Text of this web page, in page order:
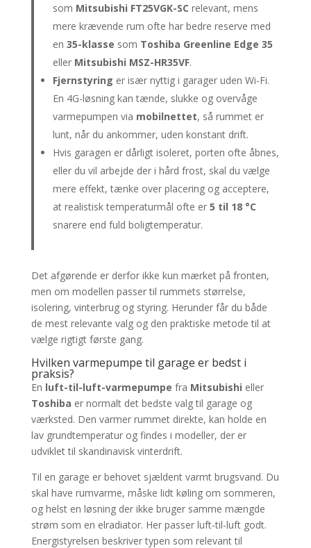
som Mitsubishi FT25VGK-SC relevant, mens
mere krævende rum ofte har bedre reserve med
en35-klasse som Toshiba Greenline Edge 35
eller Mitsubishi MSZ-HR35VF.
Fjernstyring er især nyttig i garager uden Wi-Fi.
En 4G-løsning kan tænde, slukke og overvåge
varmepumpen via mobilnettet, så rummet er
lunt, når du ankommer, uden konstant drift.
Hvis garagen er dårligt isoleret, porten ofte åbnes,
eller du vil arbejde der i hård frost, skal du vælge
mere effekt, tænke over placering og acceptere,
at realistisk temperaturmål ofte er5 til 18 °C
snarere end fuld boligtemperatur.
Det afgørende er derfor ikke kun mærket på fronten,
men om modellen passer til rummets størrelse,
isolering, vinterbrug og styring. Herunder får du både
de mest relevante valg og den praktiske metode til at
vælge rigtigt første gang.
Hvilken varmepumpe til garage er bedst i
praksis?
En luft-til-luft-varmepumpe fra Mitsubishi eller
Toshiba er normalt det bedste valg til garage og
værksted. Den varmer rummet direkte, kan holde en
lav grundtemperatur og findes i modeller, der er
udviklet til skandinavisk vinterdrift.
Til en garage er behovet sjældent varmt brugsvand. Du
skal have rumvarme, måske lidt køling om sommeren,
og helst en løsning der ikke bruger samme mængde
strøm som en elradiator. Her passer luft-til-luft godt.
Energistyrelsen beskriver typen som relevant til